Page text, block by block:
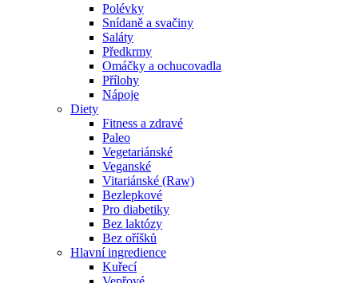
Polévky
Snídaně a svačiny
Saláty
Předkrmy
Omáčky a ochucovadla
Přílohy
Nápoje
Diety
Fitness a zdravé
Paleo
Vegetariánské
Veganské
Vitariánské (Raw)
Bezlepkové
Pro diabetiky
Bez laktózy
Bez oříšků
Hlavní ingredience
Kuřecí